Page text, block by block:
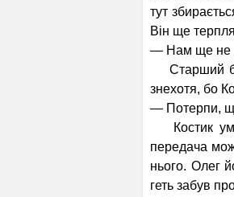
тут
Він ще
— Нам ще не
Старший
знехотя, бо
— Потерпи,
Костик
передача
нього. Олег
геть забув